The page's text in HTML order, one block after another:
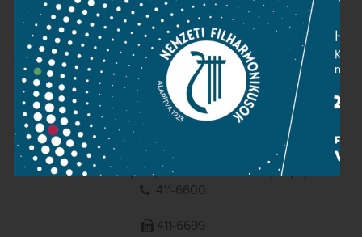
NEMZETI
FILHARMONIKUSOK
1095 Budapest, Komor Marcell u. 1. (Müpa)
411-6600
411-6699